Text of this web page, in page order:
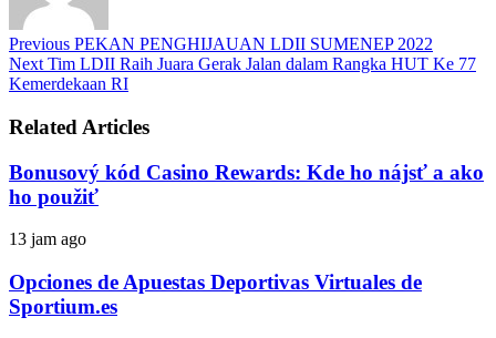
Previous PEKAN PENGHIJAUAN LDII SUMENEP 2022
Next Tim LDII Raih Juara Gerak Jalan dalam Rangka HUT Ke 77
Kemerdekaan RI
Related Articles
Bonusový kód Casino Rewards: Kde ho nájsť a ako
ho použiť
13 jam ago
Opciones de Apuestas Deportivas Virtuales de
Sportium.es